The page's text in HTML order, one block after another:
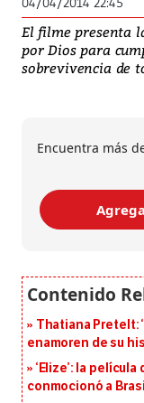
El filme presenta
por Dios para
sobrevivencia de
Encuentra más
Thatiana Pretelt:
enamoren de su
‘Elize’: la
conmocionó a